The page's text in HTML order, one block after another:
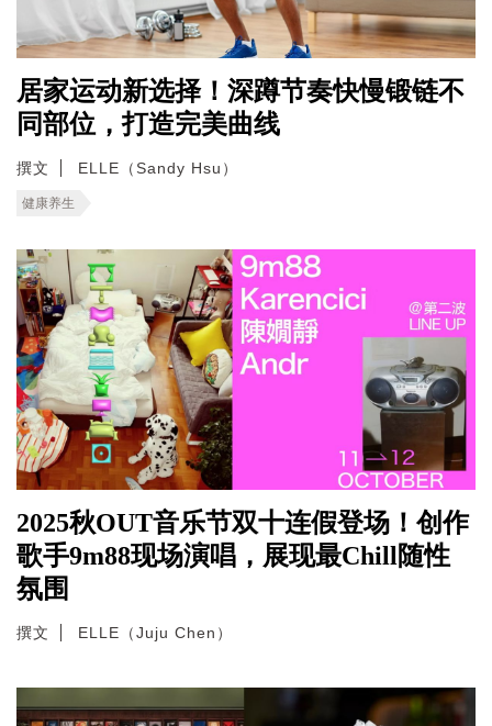
居家运动新选择！深蹲节奏快慢锻链不
同部位，打造完美曲线
撰文 ELLE（Sandy Hsu）
健康养生
2025秋OUT音乐节双十连假登场！创作
歌手9m88现场演唱，展现最Chill随性
氛围
撰文 ELLE（Juju Chen）